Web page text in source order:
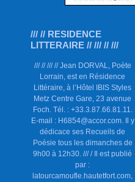
/// // RESIDENCE
LITTERAIRE // /// // ///
/// // /// // Jean DORVAL, Poète
Lorrain, est en Résidence
Littéraire, à l’Hôtel IBIS Styles
Metz Centre Gare, 23 avenue
Foch. Tél. : +33.3.87.66.81.11.
E-mail : H6854@accor.com. Il y
dédicace ses Recueils de
Poésie tous les dimanches de
9h00 à 12h30. /// / Il est publié
par :
latourcamoufle.hautetfort.com,